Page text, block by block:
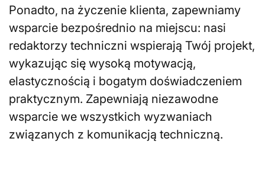
Ponadto, na życzenie klienta, zapewniamy
wsparcie bezpośrednio na miejscu: nasi
redaktorzy techniczni wspierają Twój projekt,
wykazując się wysoką motywacją,
elastycznością i bogatym doświadczeniem
praktycznym. Zapewniają niezawodne
wsparcie we wszystkich wyzwaniach
związanych z komunikacją techniczną.